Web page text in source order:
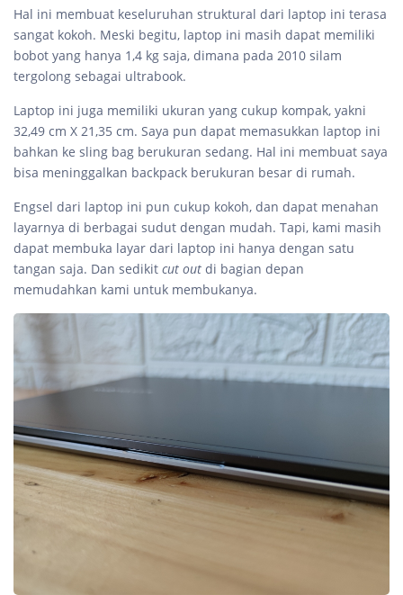
Hal ini membuat keseluruhan struktural dari laptop ini terasa
sangat kokoh. Meski begitu, laptop ini masih dapat memiliki
bobot yang hanya 1,4 kg saja, dimana pada 2010 silam
tergolong sebagai ultrabook.
Laptop ini juga memiliki ukuran yang cukup kompak, yakni
32,49 cm X 21,35 cm. Saya pun dapat memasukkan laptop ini
bahkan ke sling bag berukuran sedang. Hal ini membuat saya
bisa meninggalkan backpack berukuran besar di rumah.
Engsel dari laptop ini pun cukup kokoh, dan dapat menahan
layarnya di berbagai sudut dengan mudah. Tapi, kami masih
dapat membuka layar dari laptop ini hanya dengan satu
tangan saja. Dan sedikit cut out di bagian depan
memudahkan kami untuk membukanya.